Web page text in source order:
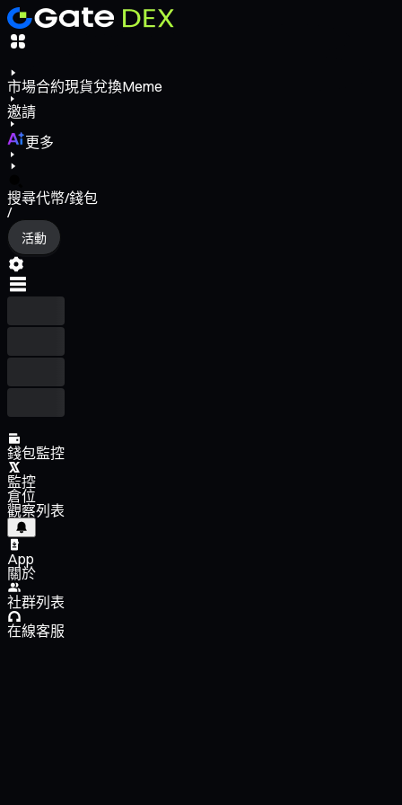
市場合約現貨兌換Meme
邀請
更多
搜尋代幣/錢包
/
活動
錢包監控
監控
倉位
觀察列表
App
關於
社群列表
在線客服